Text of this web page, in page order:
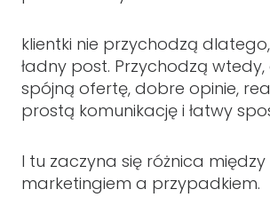
klientki nie przychodzą dlatego,
ładny post. Przychodzą
spójną ofertę, dobre opinie,
prostą komunikację i łatwy
I tu zaczyna się różnica między
marketingiem a przypadkiem.